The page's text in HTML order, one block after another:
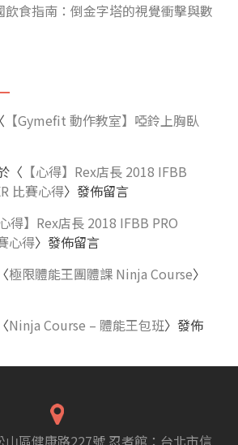
飲食指南：倒金字塔的視覺衝擊與數
【Gymefit 動作教室】啞鈴上胸臥
〈 【心得】Rex店長 2018 IFBB
比賽心得〉發佈留言
心得】Rex店長 2018 IFBB PRO
心得〉發佈留言
極限體能王團體課 Ninja Course〉
Ninja Course – 體能王包班〉發佈
區健康路227號 忍者館：台北市信